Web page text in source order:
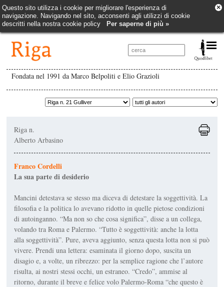
Questo sito utilizza i cookie per migliorare l'esperienza di
navigazione. Navigando nel sito, acconsenti agli utilizzi di cookie
descritti nella nostra cookie policy
Per saperne di più »
×
Fondata nel 1991 da Marco Belpoliti e Elio Grazioli
Riga n.
Alberto Arbasino
Franco Cordelli
La sua parte di desiderio
Mancini detestava se stesso ma diceva di detestare la soggettività. La
filosofia e la politica lo avevano ridotto in quelle pietose condizioni
di autoinganno. “Ma non so che cosa significa”, disse a un collega,
volando tra Roma e Palermo. “Tutto è soggettività: anche la lotta
alla soggettività”. Pure, aveva aggiunto, senza questa lotta non si può
vivere. Prendi una lettera: esaminata il giorno dopo, suscita un
disagio e, a volte, un ribrezzo: per la semplice ragione che l’autore
risulta, ai nostri stessi occhi, un estraneo. “Credo”, ammise al
ritorno, durante il breve e felice volo Palermo-Roma “che questo è